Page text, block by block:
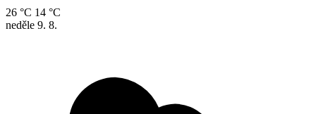
26 °C 14 °C
neděle 9. 8.